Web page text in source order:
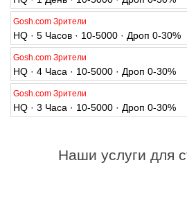
Gosh.com Зрители
HQ · 5 Часов · 10-5000 · Дроп 0-30%
Gosh.com Зрители
HQ · 4 Часа · 10-5000 · Дроп 0-30%
Gosh.com Зрители
HQ · 3 Часа · 10-5000 · Дроп 0-30%